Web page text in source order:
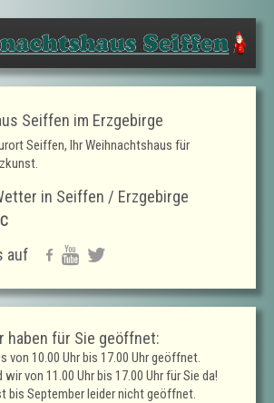
Seiffen im Erzgebirge
Seiffen, Ihr Weihnachtshaus für
in Seiffen / Erzgebirge
auf
haben für Sie geöffnet:
von 10.00 Uhr bis 17.00 Uhr geöffnet.
von 11.00 Uhr bis 17.00 Uhr für Sie da!
bis September leider nicht geöffnet.